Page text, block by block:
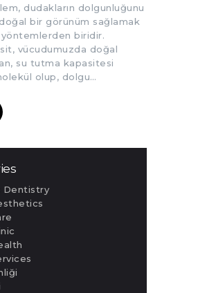
dudakların dolgunluğunu
bir görünüm sağlamak
biridir.
vücudumuzda doğal
su tutma kapasitesi
olup, dolgu…
Dentistry